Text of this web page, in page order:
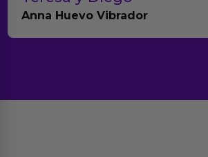
Brightpurple Vibrador y Rotador